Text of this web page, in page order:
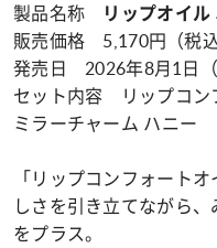
製品名称 リップオイル
販売価格 5,170円（税込
発売日 2026年8月1日
セット内容 リップコン
ミラーチャーム ハニー
「リップコンフォート
しさを引き立てながら
をプラス。